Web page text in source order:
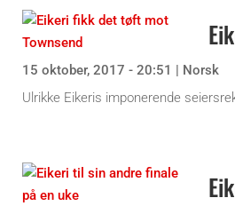
15 oktober, 2017 - 20:51
Norsk
Ulrikke Eikeris imponerende